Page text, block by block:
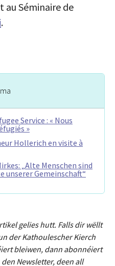
au Séminaire de
.
Service : « Nous
»
Hollerich en visite à
„Alte Menschen sind
unserer Gemeinschaft“
gelies hutt. Falls dir wëllt
der Kathoulescher Kierch
bleiwen, dann abonnéiert
Newsletter, deen all